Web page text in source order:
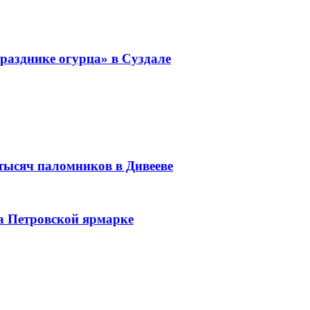
огурца» в Суздале
паломников в Дивееве
Петровской ярмарке